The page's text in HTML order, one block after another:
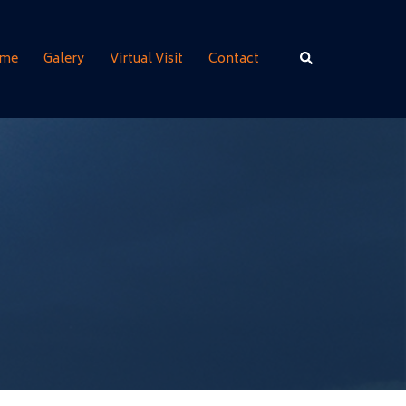
Galery Virtual Visit Contact Rechercher